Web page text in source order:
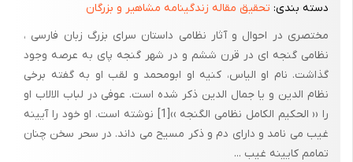
دسته بندی: تحقیق مقاله زندگینامه مشاهیر و بزرگان
مختصری در احوال و آثار نظامی داستان سرای بزرگ زبان فارسی ،
نظامی گنجه ای در قرن ششم و در شهر گنجه پای به عرصه وجود
گذاشت. نام او الیاس، کنیه او ابومحمد و لقب او به گفته برخی
نظام الدین و یا جمال الدین ذکر شده است. عوفی در لباب الالاب او
را ‹‹ الحکیم الکامل نظامی الگنجه ››[1] نوشته است. او خود را آیینه
غیب می نامد و دارای دم و ذکر مسیح می داند. در سحر سخن چنان
تمامم کایینه غیب ...